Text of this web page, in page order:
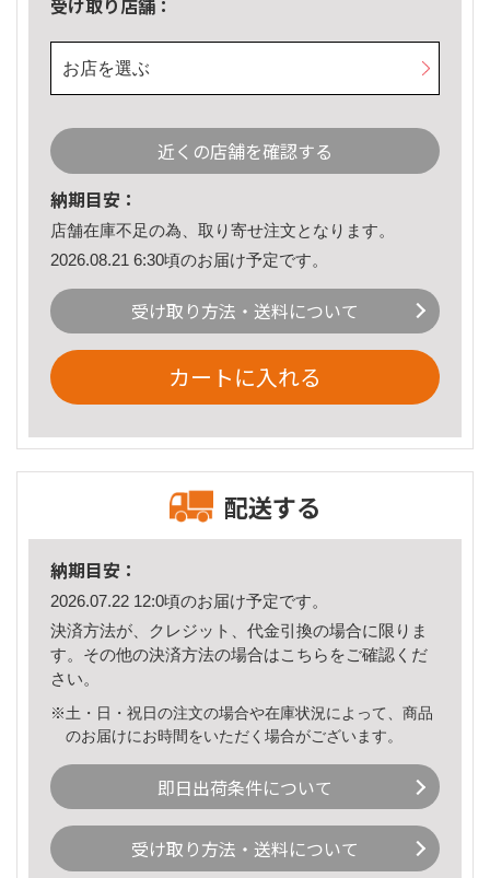
受け取り店舗：
お店を選ぶ
近くの店舗を確認する
納期目安：
店舗在庫不足の為、取り寄せ注文となります。
2026.08.21 6:30頃のお届け予定です。
受け取り方法・送料について
カートに入れる
配送する
納期目安：
2026.07.22 12:0頃のお届け予定です。
決済方法が、クレジット、代金引換の場合に限りま
す。その他の決済方法の場合はこちら をご確認くだ
さい。
※土・日・祝日の注文の場合や在庫状況によって、商品
のお届けにお時間をいただく場合がございます。
即日出荷条件について
受け取り方法・送料について